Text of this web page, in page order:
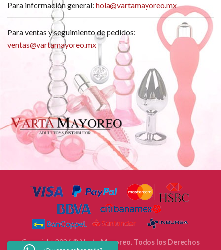
Para información general: hola@vartamayoreo.mx
Para ventas y seguimiento de pedidos:
ventas@vartamayoreo.mx
Copyright 2026 ©Varta Mayoreo. Todos los Derechos